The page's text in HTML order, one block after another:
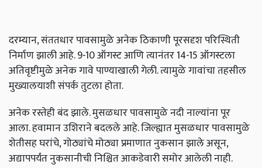
दरम्यान, संततधार पावसामुळे अनेक ठिकाणी पूरसदृश परिस्थिती
निर्माण झाली आहे. 9-10 ऑगस्ट आणि त्यानंतर 14-15 ऑगस्टला
अतिवृष्टीमुळे अनेक गावे पाण्याखाली गेली. त्यामुळे गावांचा तहसील
मुख्यालयाशी संपर्क तुटला होता.
अनेक रस्तेही बंद झाले. मुसळधार पावसामुळे नदी नाल्यांना पूर
आला. हवामान उशिराने बदलले आहे. जिल्ह्यात मुसळधार पावसामुळे
शेतीसह घरांचे, गोठ्यांचे मोठ्या प्रमाणात नुकसान झाले असून,
अद्यापपर्यंत नुकसानीची निश्चित आकडेवारी समोर आलेली नाही.